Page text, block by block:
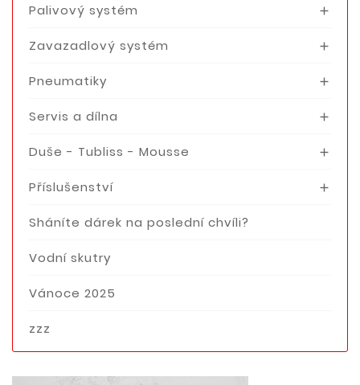
Palivový systém 
Zavazadlový systém 
Pneumatiky 
Servis a dílna 
Duše - Tubliss - Mousse 
Příslušenství 
Sháníte dárek na poslední chvíli?
Vodní skutry
Vánoce 2025
zzz